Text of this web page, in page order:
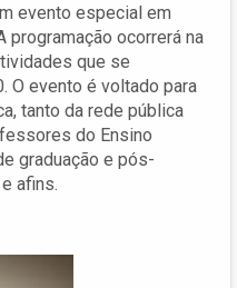
evento especial em
programação ocorrerá na
que se
O evento é voltado para
tanto da rede pública
do Ensino
graduação e pós-
afins.